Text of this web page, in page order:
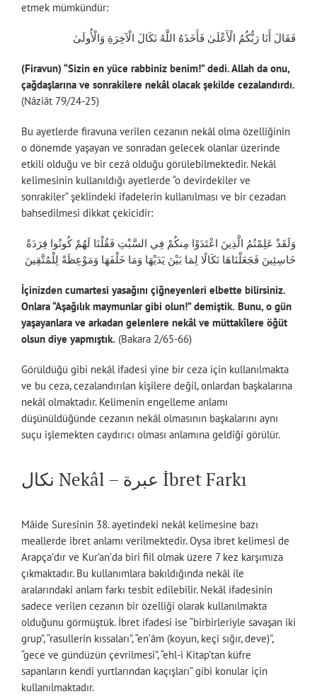
etmek mümkündür:
فَقَالَ أَنَا رَبُّكُمُ الْأَعْلَىٰ فَأَخَذَهُ اللَّهُ نَكَالَ الْآخِرَةِ وَالْأُولَىٰ
(Firavun) “Sizin en yüce rabbiniz benim!” dedi.Allah da onu,
çağdaşlarına ve sonrakilere nekâl olacak şekilde cezalandırdı.
(Nâziât 79/24-25)
Bu ayetlerde firavuna verilen cezanın nekâl olma özelliğinin
o dönemde yaşayan ve sonradan gelecek olanlar üzerinde
etkili olduğu ve bir cezâ olduğu görülebilmektedir. Nekâl
kelimesinin kullanıldığı ayetlerde “o devirdekiler ve
sonrakiler” şeklindeki ifadelerin kullanılması ve bir cezadan
bahsedilmesi dikkat çekicidir:
وَلَقَدْ عَلِمْتُمُ الَّذِينَ اعْتَدَوْا مِنكُمْ فِي السَّبْتِ فَقُلْنَا لَهُمْ كُونُوا قِرَدَةً
خَاسِئِينَ فَجَعَلْنَاهَا نَكَالًا لِمَا بَيْنَ يَدَيْهَا وَمَا خَلْفَهَا وَمَوْعِظَةً لِلْمُتَّقِينَ
İçinizden cumartesi yasağını çiğneyenleri elbette bilirsiniz.
Onlara “Aşağılık maymunlar gibi olun!” demiştik. Bunu, o gün
yaşayanlara ve arkadan gelenlere nekâl ve müttakîlere öğüt
olsun diye yapmıştık. (Bakara 2/65-66)
Görüldüğü gibi nekâl ifadesi yine bir ceza için kullanılmakta
ve bu ceza, cezalandırılan kişilere değil, onlardan başkalarına
nekâl olmaktadır. Kelimenin engelleme anlamı
düşünüldüğünde cezanın nekâl olmasının başkalarını aynı
suçu işlemekten caydırıcı olması anlamına geldiği görülür.
نكال Nekâl – عبرة İbret Farkı
Mâide Suresinin 38. ayetindeki nekâl kelimesine bazı
meallerde ibret anlamı verilmektedir. Oysa ibret kelimesi de
Arapça’dır ve Kur’an’da biri fiil olmak üzere 7 kez karşımıza
çıkmaktadır. Bu kullanımlara bakıldığında nekâl ile
aralarındaki anlam farkı tesbit edilebilir. Nekâl ifadesinin
sadece verilen cezanın bir özelliği olarak kullanılmakta
olduğunu görmüştük. İbret ifadesi ise “birbirleriyle savaşan iki
grup”, “rasullerin kıssaları”, “en’âm (koyun, keçi sığır, deve)”,
“gece ve gündüzün çevrilmesi”, “ehl-i Kitap’tan küfre
sapanların kendi yurtlarından kaçışları” gibi konular için
kullanılmaktadır.